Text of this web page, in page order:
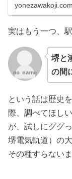
yonezawakoji.com
実はもう一つ、
堺と
の間
という話は歴史
際、調べてほし
が、試しにググ
堺電気軌道）の
その種すらない